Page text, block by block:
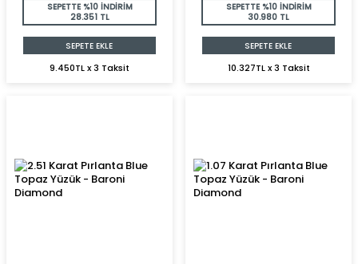
SEPETTE %10 İNDİRİM
28.351 TL
SEPETE EKLE
9.450TL x 3 Taksit
SEPETTE %10 İNDİRİM
30.980 TL
SEPETE EKLE
10.327TL x 3 Taksit